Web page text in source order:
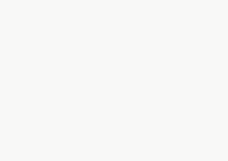
Если нет национализма — нет
Национализм должен быть не
дипломатичен, интеллигентен.
Благотворительность
Мне до одного места, на каком
он говорит. Если он знает